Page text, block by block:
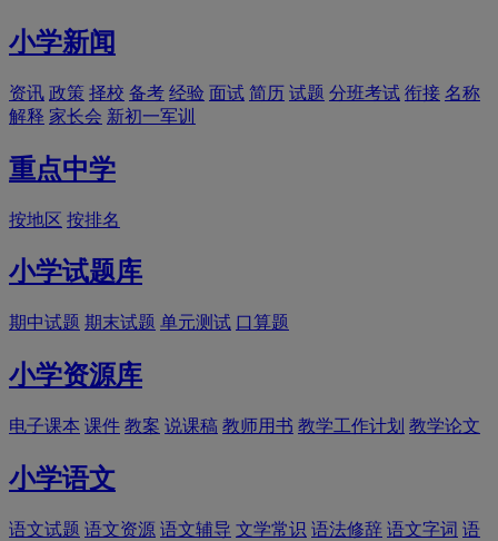
小学新闻
资讯 政策 择校 备考 经验 面试 简历 试题 分班考试 衔接 名称
解释 家长会 新初一军训
重点中学
按地区 按排名
小学试题库
期中试题 期末试题 单元测试 口算题
小学资源库
电子课本 课件 教案 说课稿 教师用书 教学工作计划 教学论文
小学语文
语文试题 语文资源 语文辅导 文学常识 语法修辞 语文字词 语